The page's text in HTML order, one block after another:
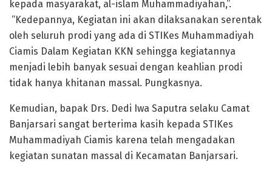
kepada masyarakat, al-islam Muhammadiyahan,”.
“Kedepannya, Kegiatan ini akan dilaksanakan serentak
oleh seluruh prodi yang ada di STIKes Muhammadiyah
Ciamis Dalam Kegiatan KKN sehingga kegiatannya
menjadi lebih banyak sesuai dengan keahlian prodi
tidak hanya khitanan massal. Pungkasnya.
Kemudian, bapak Drs. Dedi Iwa Saputra selaku Camat
Banjarsari sangat berterima kasih kepada STIKes
Muhammadiyah Ciamis karena telah mengadakan
kegiatan sunatan massal di Kecamatan Banjarsari.